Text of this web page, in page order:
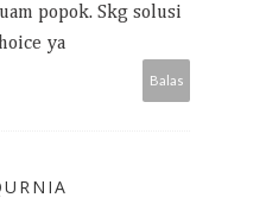
popok. Skg solusi
ya
Balas